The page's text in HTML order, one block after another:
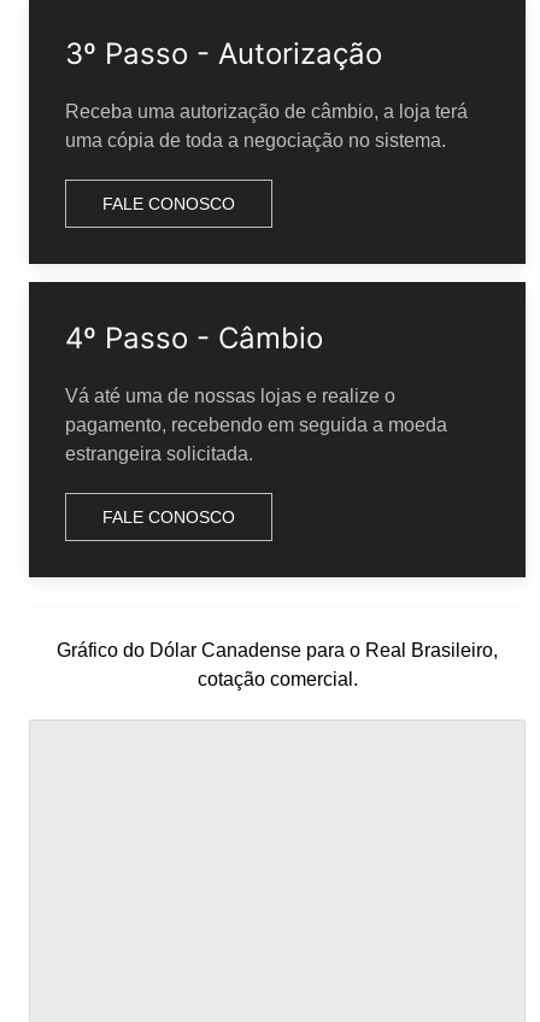
3º Passo - Autorização
Receba uma autorização de câmbio, a loja terá
uma cópia de toda a negociação no sistema.
FALE CONOSCO
4º Passo - Câmbio
Vá até uma de nossas lojas e realize o
pagamento, recebendo em seguida a moeda
estrangeira solicitada.
FALE CONOSCO
Gráfico do Dólar Canadense para o Real Brasileiro,
cotação comercial.